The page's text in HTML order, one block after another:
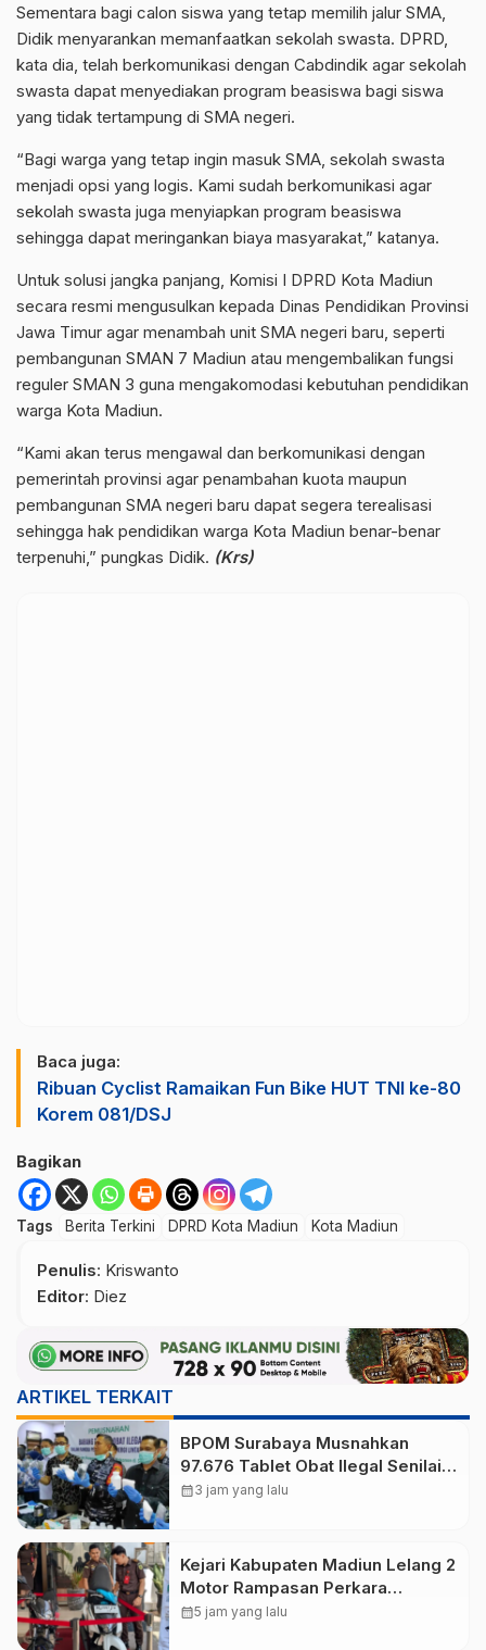
Sementara bagi calon siswa yang tetap memilih jalur SMA,
Didik menyarankan memanfaatkan sekolah swasta. DPRD,
kata dia, telah berkomunikasi dengan Cabdindik agar sekolah
swasta dapat menyediakan program beasiswa bagi siswa
yang tidak tertampung di SMA negeri.
“Bagi warga yang tetap ingin masuk SMA, sekolah swasta
menjadi opsi yang logis. Kami sudah berkomunikasi agar
sekolah swasta juga menyiapkan program beasiswa
sehingga dapat meringankan biaya masyarakat,” katanya.
Untuk solusi jangka panjang, Komisi I DPRD Kota Madiun
secara resmi mengusulkan kepada Dinas Pendidikan Provinsi
Jawa Timur agar menambah unit SMA negeri baru, seperti
pembangunan SMAN 7 Madiun atau mengembalikan fungsi
reguler SMAN 3 guna mengakomodasi kebutuhan pendidikan
warga Kota Madiun.
“Kami akan terus mengawal dan berkomunikasi dengan
pemerintah provinsi agar penambahan kuota maupun
pembangunan SMA negeri baru dapat segera terealisasi
sehingga hak pendidikan warga Kota Madiun benar-benar
terpenuhi,” pungkas Didik. (Krs)
Baca juga:
Ribuan Cyclist Ramaikan Fun Bike HUT TNI ke-80
Korem 081/DSJ
Bagikan
Tags Berita Terkini DPRD Kota Madiun Kota Madiun
Penulis: Kriswanto
Editor: Diez
ARTIKEL TERKAIT
BPOM Surabaya Musnahkan
97.676 Tablet Obat Ilegal Senilai
Rp540 Juta, Cegah
calendar_month3 jam yang lalu
Kejari Kabupaten Madiun Lelang 2
Motor Rampasan Perkara
Inkracht, Penawaran Dibuka 11
calendar_month5 jam yang lalu